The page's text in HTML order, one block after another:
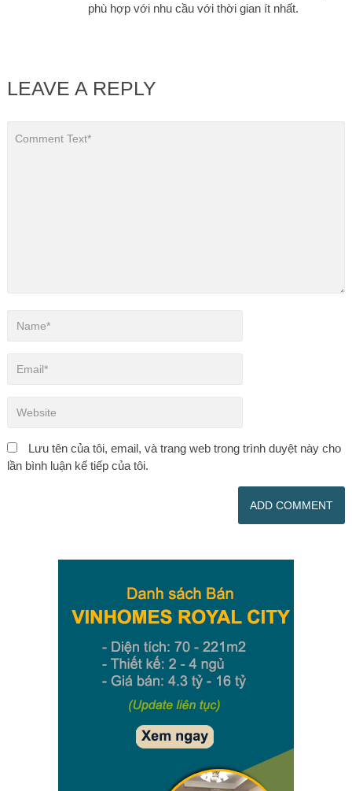
phù hợp với nhu cầu với thời gian ít nhất.
LEAVE A REPLY
Lưu tên của tôi, email, và trang web trong trình duyệt này cho
lần bình luận kế tiếp của tôi.